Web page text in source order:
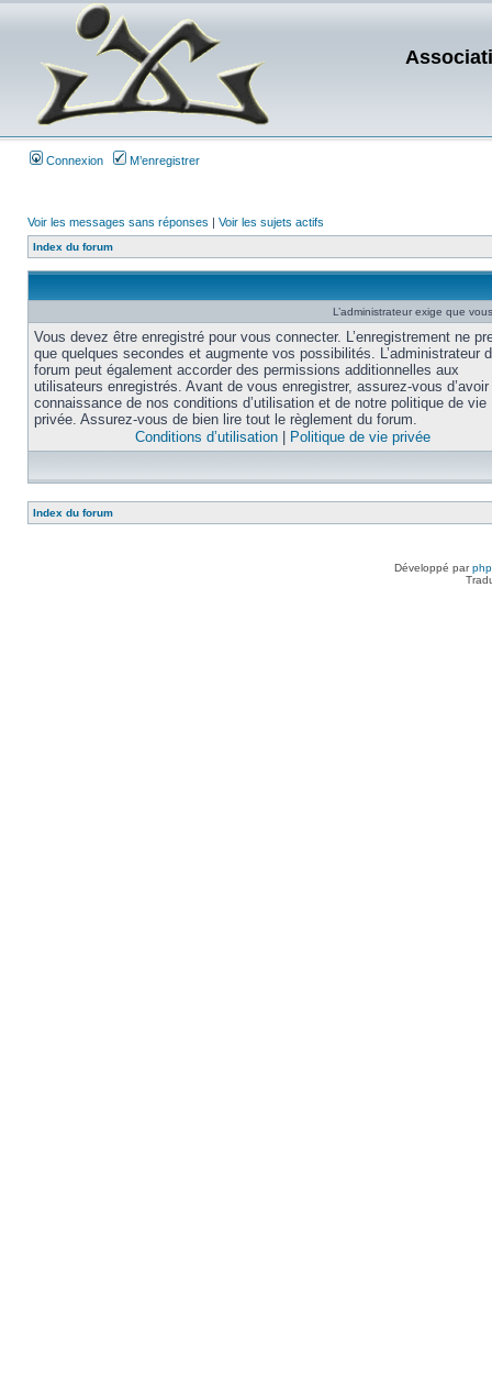
Connexion M’enregistrer
Voir les messages sans réponses | Voir les sujets actifs
Index du forum
L’administrateur exige que
Vous devez être enregistré pour vous connecter. L’enregistrement ne
que quelques secondes et augmente vos possibilités. L’administrateur
forum peut également accorder des permissions additionnelles aux
utilisateurs enregistrés. Avant de vous enregistrer, assurez-vous
connaissance de nos conditions d’utilisation et de notre politique de vie
privée. Assurez-vous de bien lire tout le règlement du forum.
Conditions d’utilisation
Politique de vie privée
Index du forum
Développé par